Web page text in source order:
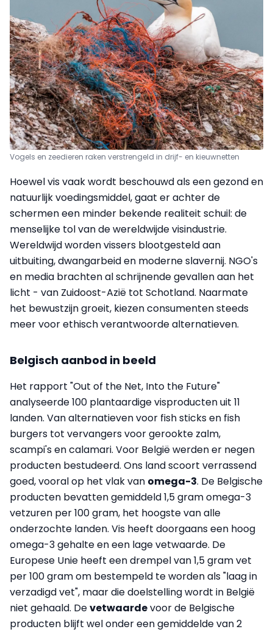
Vogels en zeedieren raken verstrengeld in drijf- en kieuwnetten
Hoewel vis vaak wordt beschouwd als een gezond en
natuurlijk voedingsmiddel, gaat er achter de
schermen een minder bekende realiteit schuil: de
menselijke tol van de wereldwijde visindustrie.
Wereldwijd worden vissers blootgesteld aan
uitbuiting, dwangarbeid en moderne slavernij. NGO's
en media brachten al schrijnende gevallen aan het
licht - van Zuidoost-Azië tot Schotland. Naarmate
het bewustzijn groeit, kiezen consumenten steeds
meer voor ethisch verantwoorde alternatieven.
Belgisch aanbod in beeld
Het rapport "Out of the Net, Into the Future"
analyseerde 100 plantaardige visproducten uit 11
landen. Van alternatieven voor fish sticks en fish
burgers tot vervangers voor gerookte zalm,
scampi's en calamari. Voor België werden er negen
producten bestudeerd. Ons land scoort verrassend
goed, vooral op het vlak van omega-3. De Belgische
producten bevatten gemiddeld 1,5 gram omega-3
vetzuren per 100 gram, het hoogste van alle
onderzochte landen. Vis heeft doorgaans een hoog
omega-3 gehalte en een lage vetwaarde. De
Europese Unie heeft een drempel van 1,5 gram vet
per 100 gram om bestempeld te worden als "laag in
verzadigd vet", maar die doelstelling wordt in België
niet gehaald. Devetwaardevoor de Belgische
producten blijft wel onder een gemiddelde van 2